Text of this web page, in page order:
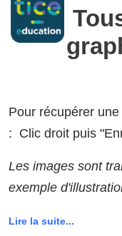
Pour récupérer
: Clic droit puis
Les images sont
exemple
Lire la suite...